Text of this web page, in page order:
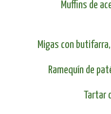
Muffins de
Migas con
Ramequín de
Tartar